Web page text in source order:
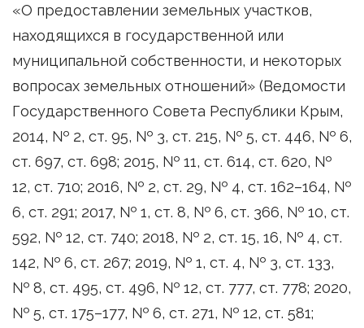
«О предоставлении земельных участков,
находящихся в государственной или
муниципальной собственности, и некоторых
вопросах земельных отношений» (Ведомости
Государственного Совета Республики Крым,
2014, № 2, ст. 95, № 3, ст. 215, № 5, ст. 446, № 6,
ст. 697, ст. 698; 2015, № 11, ст. 614, ст. 620, №
12, ст. 710; 2016, № 2, ст. 29, № 4, ст. 162–164, №
6, ст. 291; 2017, № 1, ст. 8, № 6, ст. 366, № 10, ст.
592, № 12, ст. 740; 2018, № 2, ст. 15, 16, № 4, ст.
142, № 6, ст. 267; 2019, № 1, ст. 4, № 3, ст. 133,
№ 8, ст. 495, ст. 496, № 12, ст. 777, ст. 778; 2020,
№ 5, ст. 175–177, № 6, ст. 271, № 12, ст. 581;